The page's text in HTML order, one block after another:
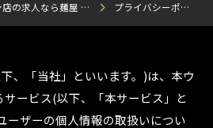
福岡県福岡市のラーメン店の求人なら麺屋 たいそん プライバシーポリシー
、「当社」といいます。)は、本ウ
ービス(以下、「本サービス」と
ーザーの個人情報の取扱いについ